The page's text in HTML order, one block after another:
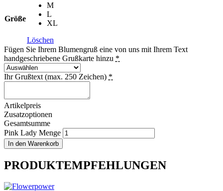
Größe
M
L
XL
Löschen
Fügen Sie Ihrem Blumengruß eine von uns mit Ihrem Text
handgeschriebene Grußkarte hinzu *
Ihr Grußtext (max. 250 Zeichen) *
Artikelpreis
Zusatzoptionen
Gesamtsumme
Pink Lady Menge
In den Warenkorb
PRODUKTEMPFEHLUNGEN